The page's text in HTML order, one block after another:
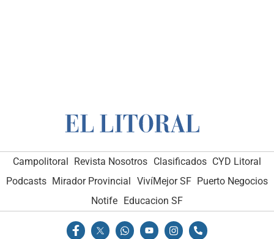
Campolitoral Revista Nosotros Clasificados CYD Litoral
Podcasts Mirador Provincial VivíMejor SF Puerto Negocios
Notife
Educacion SF